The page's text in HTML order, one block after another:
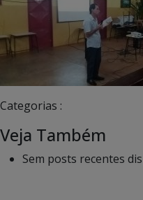
Categorias :
Veja Também
Sem posts recentes